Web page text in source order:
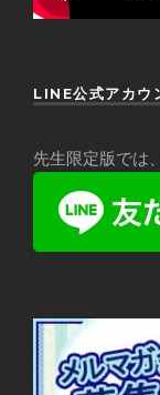
LINE公式アカウ
先生限定版では